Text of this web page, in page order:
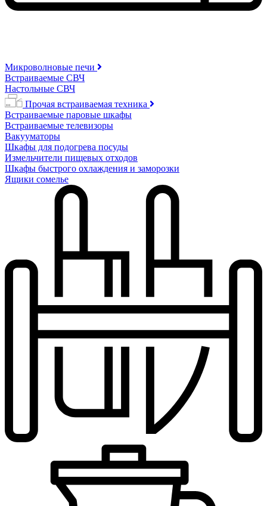
Микроволновые печи
Встраиваемые СВЧ
Настольные СВЧ
Прочая встраиваемая техника
Встраиваемые паровые шкафы
Встраиваемые телевизоры
Вакууматоры
Шкафы для подогрева посуды
Измельчители пищевых отходов
Шкафы быстрого охлаждения и заморозки
Ящики сомелье